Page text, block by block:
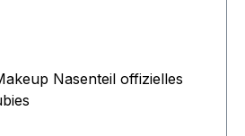
Nasenteil offizielles